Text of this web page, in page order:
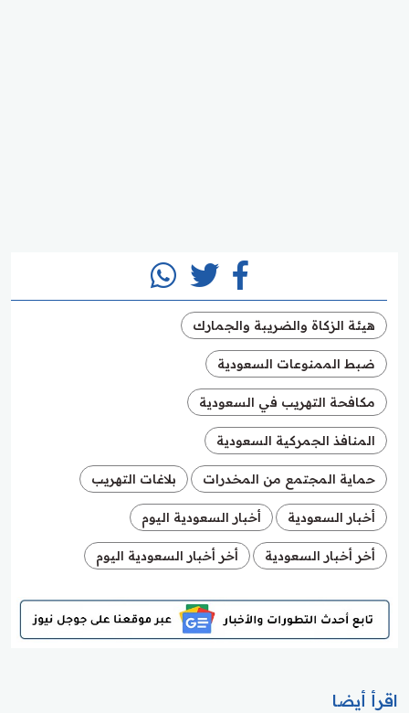
هيئة الزكاة والضريبة والجمارك
ضبط الممنوعات السعودية
مكافحة التهريب في السعودية
المنافذ الجمركية السعودية
حماية المجتمع من المخدرات بلاغات التهريب
أخبار السعودية أخبار السعودية اليوم
أخر أخبار السعودية أخر أخبار السعودية اليوم
اقرأ أيضا